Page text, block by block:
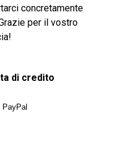
concretamente
per il vostro
di credito